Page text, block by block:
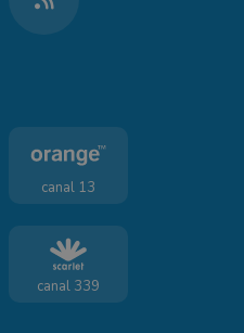
canal 13
canal 339